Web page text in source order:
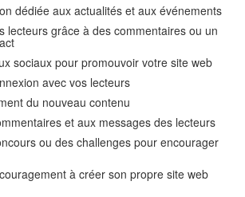
dédiée aux actualités et aux événements
lecteurs grâce à des commentaires ou un
sociaux pour promouvoir votre site web
avec vos lecteurs
du nouveau contenu
et aux messages des lecteurs
ou des challenges pour encourager
à créer son propre site web